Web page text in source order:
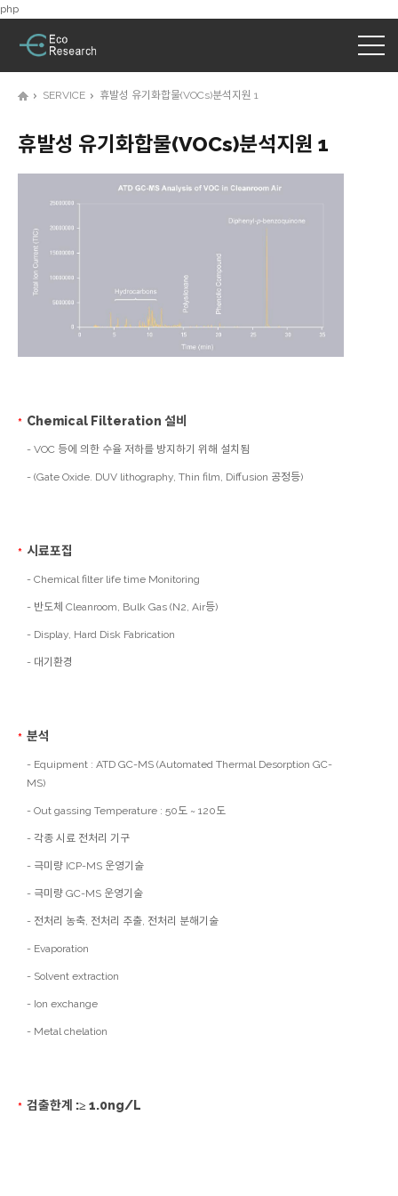
php
SERVICE 휴발성 유기화합물(VOCs)분석지원 1
휴발성 유기화합물(VOCs)분석지원 1
Chemical Filteration 설비
- VOC 등에 의한 수율 저하를 방지하기 위해 설치됨
- (Gate Oxide. DUV lithography, Thin film, Diffusion 공정등)
시료포집
- Chemical filter life time Monitoring
- 반도체 Cleanroom, Bulk Gas (N2, Air등)
- Display, Hard Disk Fabrication
- 대기환경
분석
- Equipment : ATD GC-MS (Automated Thermal Desorption GC-
MS)
- Out gassing Temperature : 50도 ~ 120도
- 각종 시료 전처리 기구
- 극미량 ICP-MS 운영기술
- 극미량 GC-MS 운영기술
- 전처리 농축, 전처리 추출, 전처리 분해기술
- Evaporation
- Solvent extraction
- Ion exchange
- Metal chelation
검출한계 :≥ 1.0ng/L